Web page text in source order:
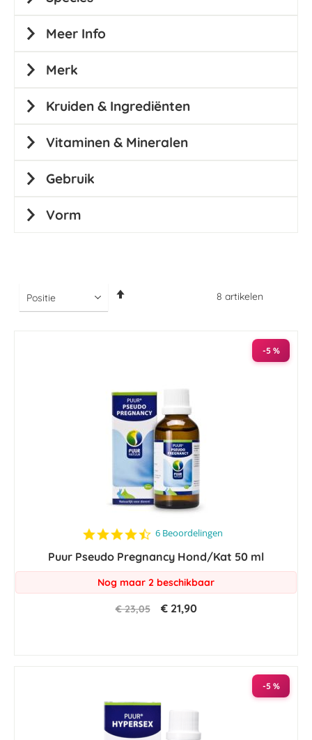
8 artikelen
-5 %
4.5
rating
6 Beoordelingen
Puur Pseudo Pregnancy Hond/Kat 50 ml
Nog maar 2 beschikbaar
€ 23,05 € 21,90
-5 %
Meer Info
Merk
Kruiden & Ingrediënten
Vitaminen & Mineralen
Gebruik
Vorm